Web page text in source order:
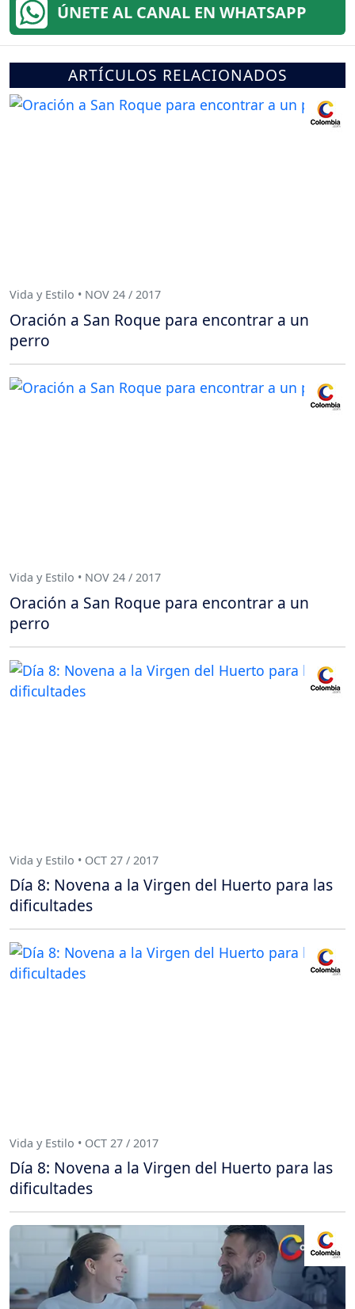
ÚNETE AL CANAL EN WHATSAPP
ARTÍCULOS RELACIONADOS
Vida y Estilo • NOV 24 / 2017
Oración a San Roque para encontrar a un
perro
Vida y Estilo • NOV 24 / 2017
Oración a San Roque para encontrar a un
perro
Vida y Estilo • OCT 27 / 2017
Día 8: Novena a la Virgen del Huerto para las
dificultades
Vida y Estilo • OCT 27 / 2017
Día 8: Novena a la Virgen del Huerto para las
dificultades